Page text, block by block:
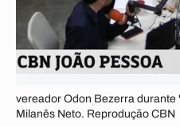
vereador Odon Bezerra
Milanês Neto. Reprodução CBN